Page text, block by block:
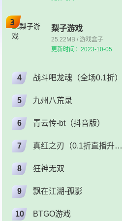
梨子游戏
25.22MB / 游戏盒子
更新时间：2023-10-05
4 战斗吧龙魂（全场0.1折）
5 九州八荒录
6 青云传-bt（抖音版）
7 真红之刃（0.1折直播升级版）（奇迹）
8 狂神无双
9 飘在江湖-孤影
10 BTGO游戏